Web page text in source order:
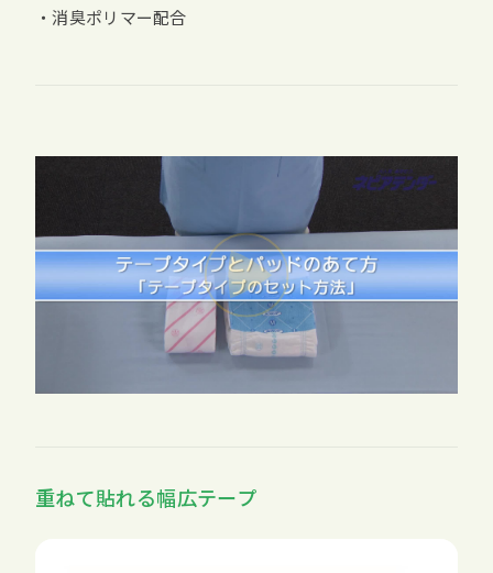
・消臭ポリマー配合
重ねて貼れる幅広テープ